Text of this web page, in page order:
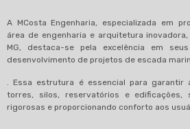
A MCosta Engenharia, especializada em
área de engenharia e arquitetura
MG, destaca-se pela excelência em
desenvolvimento de projetos de escada
. Essa estrutura é essencial para garantir
torres, silos, reservatórios e edificações,
rigorosas e proporcionando conforto aos